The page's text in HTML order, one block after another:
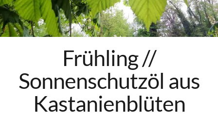
Heilpflanzen Ausbildung
(online) // ab September
Frühling //
Sonnenschutzöl aus
Kastanienblüten